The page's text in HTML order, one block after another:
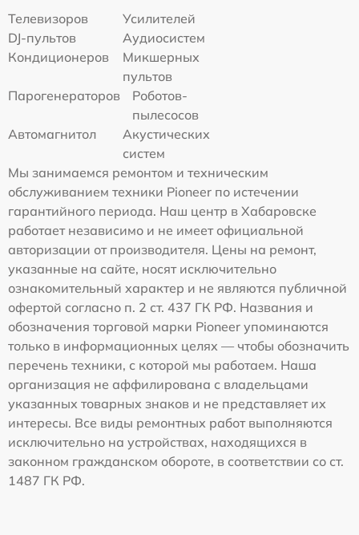
Телевизоров
Усилителей
DJ-пультов
Аудиосистем
Кондиционеров
Микшерных
пультов
Парогенераторов
Роботов-
пылесосов
Автомагнитол
Акустических
систем
Мы занимаемся ремонтом и техническим
обслуживанием техники Pioneer по истечении
гарантийного периода. Наш центр в Хабаровске
работает независимо и не имеет официальной
авторизации от производителя. Цены на ремонт,
указанные на сайте, носят исключительно
ознакомительный характер и не являются публичной
офертой согласно п. 2 ст. 437 ГК РФ. Названия и
обозначения торговой марки Pioneer упоминаются
только в информационных целях — чтобы обозначить
перечень техники, с которой мы работаем. Наша
организация не аффилирована с владельцами
указанных товарных знаков и не представляет их
интересы. Все виды ремонтных работ выполняются
исключительно на устройствах, находящихся в
законном гражданском обороте, в соответствии со ст.
1487 ГК РФ.